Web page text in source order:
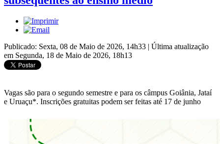
Publicado: Sexta, 08 de Maio de 2026, 14h33 | Última atualização
em Segunda, 18 de Maio de 2026, 18h13
Vagas são para o segundo semestre e para os câmpus Goiânia, Jataí
e Uruaçu*. Inscrições gratuitas podem ser feitas até 17 de junho